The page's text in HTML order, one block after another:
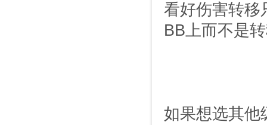
看好伤害转移
BB上而不是
如果想选其他